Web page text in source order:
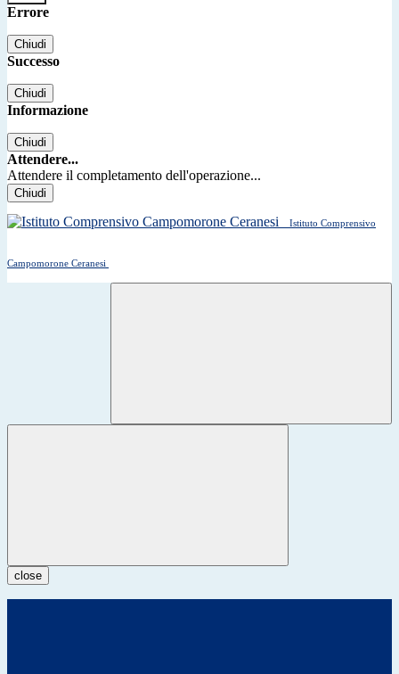
Errore
Chiudi
Successo
Chiudi
Informazione
Chiudi
Attendere...
Attendere il completamento dell'operazione...
Chiudi
Istituto Comprensivo
Campomorone Ceranesi
close